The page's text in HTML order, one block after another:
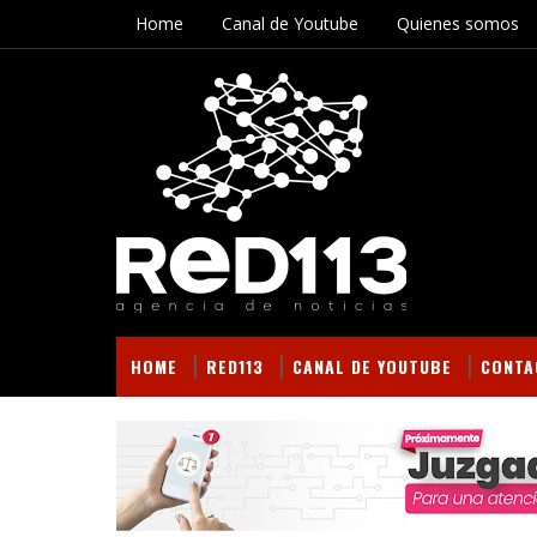
Home Canal de Youtube Quienes somos
HOME RED113 CANAL DE YOUTUBE